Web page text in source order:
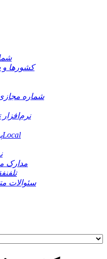
کشورها
شماره مجازی
نرم‌افزار
Local
مدارک
تلفن
سئوالات